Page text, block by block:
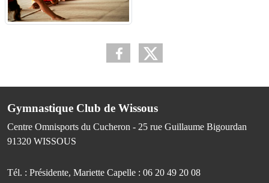
Gymnastique Club de Wissous
Centre Omnisports du Cucheron - 25 rue Guillaume Bigourdan
91320 WISSOUS
Tél. : Présidente, Mariette Capelle : 06 20 49 20 08